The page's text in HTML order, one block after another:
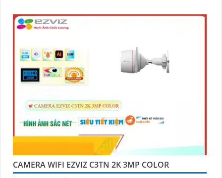
CAMERA WIFI EZVIZ C3TN 2K 3MP COLOR